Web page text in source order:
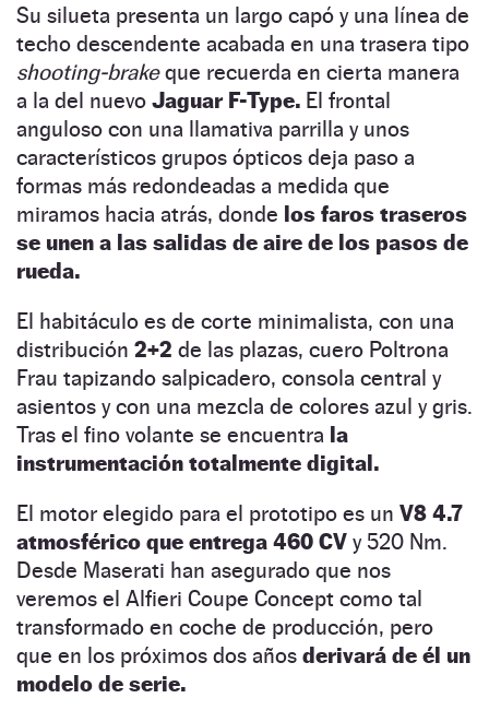
Su silueta presenta un largo capó y una línea de
techo descendente acabada en una trasera tipo
shooting-brakeque recuerda en cierta manera
a la del nuevo Jaguar F-Type. El frontal
anguloso con una llamativa parrilla y unos
característicos grupos ópticos deja paso a
formas más redondeadas a medida que
miramos hacia atrás, donde los faros traseros
se unen a las salidas de aire de los pasos de
rueda.
El habitáculo es de corte minimalista, con una
distribución 2+2 de las plazas, cuero Poltrona
Frau tapizando salpicadero, consola central y
asientos y con una mezcla de colores azul y gris.
Tras el fino volante se encuentra la
instrumentación totalmente digital.
El motor elegido para el prototipo es un V8 4.7
atmosférico que entrega 460 CV y 520 Nm.
Desde Maserati han asegurado que nos
veremos el Alfieri Coupe Concept como tal
transformado en coche de producción, pero
que en los próximos dos años derivará de él un
modelo de serie.